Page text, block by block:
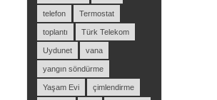
telefon Termostat
toplantı Türk Telekom
Uydunet vana
yangın söndürme
Yaşam Evi çimlendirme